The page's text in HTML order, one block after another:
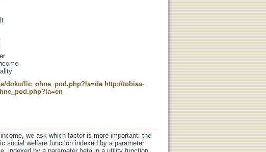
doku/lic_ohne_pod.php?la=de http://tobias-
we ask which factor is more important: the
social welfare function indexed by a parameter